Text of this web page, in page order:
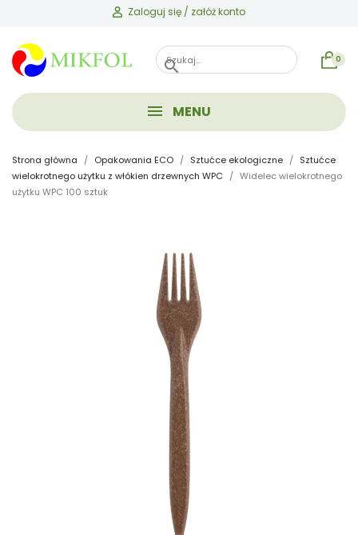
Zaloguj się / załóż konto
search 0
MENU
Strona główna Opakowania ECO Sztućce ekologiczne
Sztućce
wielokrotnego użytku z włókien drzewnych WPC
Widelec wielokrotnego
użytku WPC 100 sztuk